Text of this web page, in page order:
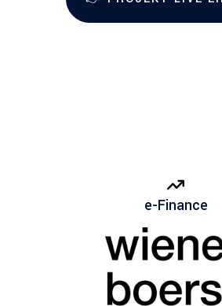
e-Finance